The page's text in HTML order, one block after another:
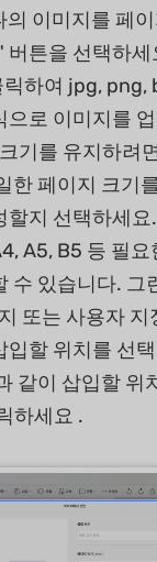
의 이미지를 페
버튼을 선택하세
하여 jpg, png,
으로 이미지를
기를 유지하려
한 페이지 크기
할지 선택하세요
A5, B5 등 필요
수 있습니다. 그
또는 사용자 지
입할 위치를 선
같이 삽입할 위
하세요 .